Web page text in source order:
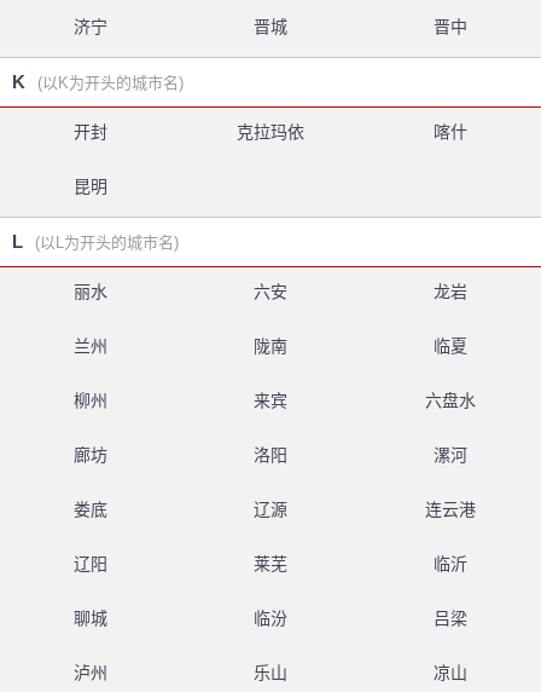
济宁 晋城 晋中
K (以K为开头的城市名)
开封 克拉玛依 喀什
昆明
L (以L为开头的城市名)
丽水 六安 龙岩
兰州 陇南 临夏
柳州 来宾 六盘水
廊坊 洛阳 漯河
娄底 辽源 连云港
辽阳 莱芜 临沂
聊城 临汾 吕梁
泸州 乐山 凉山